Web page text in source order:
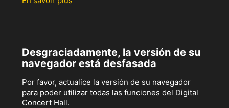
Desgraciadamente, la versión de su
navegador está desfasada
Por favor, actualice la versión de su navegador
para poder utilizar todas las funciones del Digital
Concert Hall.